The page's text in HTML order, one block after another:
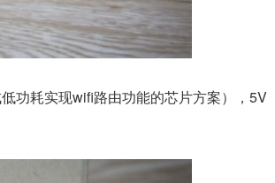
功耗实现wifi路由功能的芯片方案），5V